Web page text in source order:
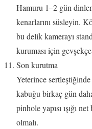
Hamuru 1–2 gün
kenarlarını süsleyin.
bu delik kamerayı
kuruması için
Son kurutma
Yeterince
kabuğu birkaç gün
pinhole yapısı ışığı
olmalı.